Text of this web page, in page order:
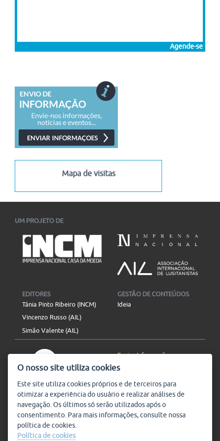
Agende-se
Mapa de visitas
UM PROJETO DE
EDITORES
Tânia Pinto Ribeiro (INCM)
Vincenzo Russo (AIL)
Simão Valente (AIL)
GESTÃO DE CONTEÚDOS
Ideia
Subscrever
Enviar Informação
Aviso Legal
Mapa do site
SIGA-NOS
O nosso site utiliza cookies
Este site utilizacookies próprios e de terceiros para
otimizar a experiência do usuário e realizar análises de
navegação. Os últimos só serão utilizados após o
consentimento. Para mais informações, consulte nossa
política decookies
Política de cookies